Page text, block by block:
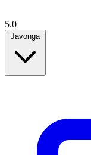
5.0
Javonga